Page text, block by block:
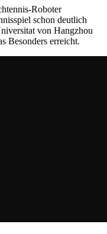
Roboter
schon deutlich
von Hangzhou
Besonders erreicht.